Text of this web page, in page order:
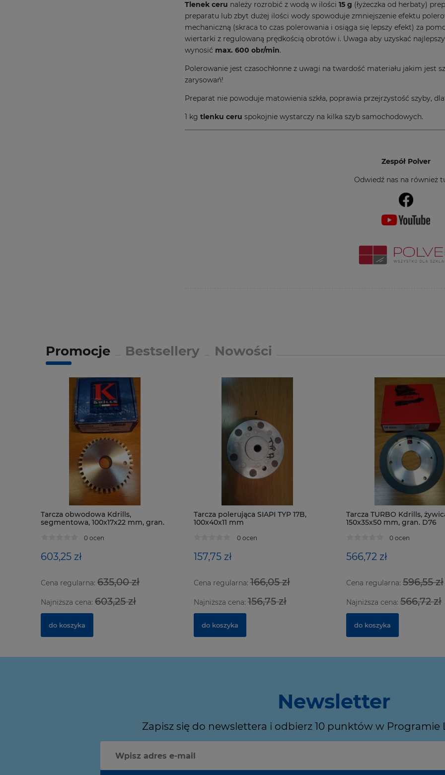
Tlenek ceru należy rozrobić z wodą w ilości 15 g (łyżeczka od herbaty)
preparatu lub zbyt dużej ilości wody spowoduje zmniejszenie efektu
mechaniczną (skraca to czas polerowania i osiąga się lepszy efekt) za
wiertarki z regulowaną prędkością obrotów i. Uwaga aby uzyskać
wynosić max. 600 obr/min.
Polerowanie jest czasochłonne z uwagi na twardość materiału jakim jest
zarysowań!
Preparat nie powoduje matowienia szkła, poprawia przejrzystość szyby,
1 kg tlenku ceru spokojnie wystarczy na kilka szyb samochodowych.
Zespół Polver
Odwiedź nas na również
Promocje Nowości
Bestsellery
Tarcza obwodowa Kdrills,
segmentowa, 100x17x22 mm, gran.
0 ocen
603,25 zł
Cena regularna: 635,00 zł
Najniższa cena: 603,25 zł
do koszyka
Tarcza polerująca SIAPI TYP 17B,
100x40x11 mm
0 ocen
157,75 zł
Cena regularna:166,05 zł
Najniższa cena:156,75 zł
do koszyka
Tarcza TURBO Kdrills,
150x35x50 mm, gran. D76
0 ocen
566,72 zł
Cena regularna: 596,55 zł
Najniższa cena: 566,72 zł
do koszyka
Newsletter
Zapisz się do newslettera i odbierz 10 punktów w Programie